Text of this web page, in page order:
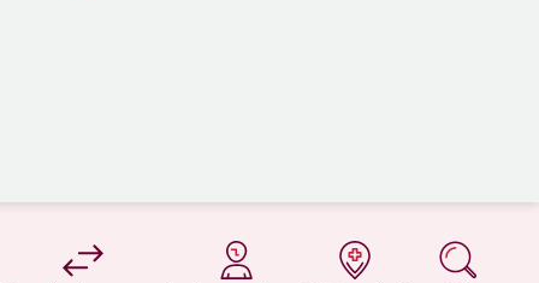
på 1177.se
på 1177.se
på 1177.se
på 1177.se